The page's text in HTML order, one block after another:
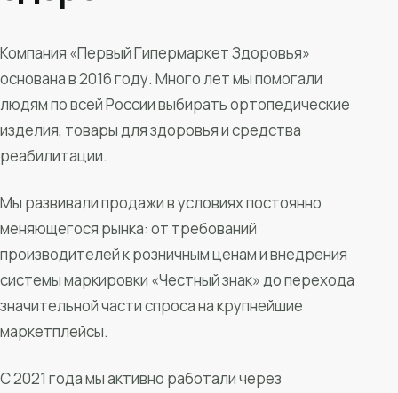
Компания «Первый Гипермаркет Здоровья»
основана в 2016 году. Много лет мы помогали
людям по всей России выбирать ортопедические
изделия, товары для здоровья и средства
реабилитации.
Мы развивали продажи в условиях постоянно
меняющегося рынка: от требований
производителей к розничным ценам и внедрения
системы маркировки «Честный знак» до перехода
значительной части спроса на крупнейшие
маркетплейсы.
С 2021 года мы активно работали через